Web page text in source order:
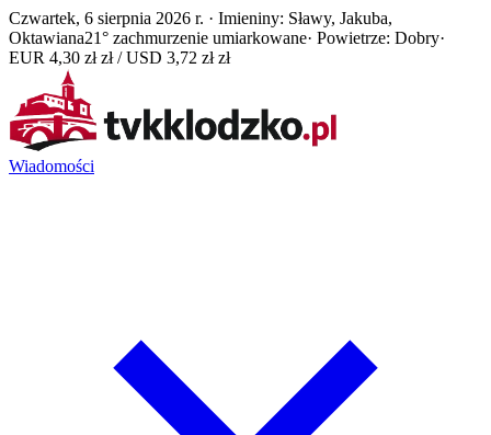
Czwartek, 6 sierpnia 2026 r. · Imieniny: Sławy, Jakuba,
Oktawiana21° zachmurzenie umiarkowane· Powietrze: Dobry·
EUR 4,30 zł zł / USD 3,72 zł zł
Wiadomości